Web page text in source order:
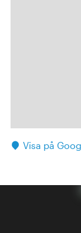
Visa på